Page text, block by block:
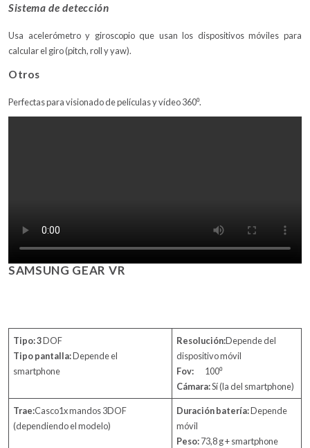
Sistema de detección
Usa acelerómetro y giroscopio que usan los dispositivos móviles para
calcular el giro (pitch, roll y yaw).
Otros
Perfectas para visionado de películas y vídeo 360⁰.
SAMSUNG GEAR VR
Tipo: 3DOF
Tipo pantalla:Depende el
smartphone
Resolución:Depende del
dispositivo móvil
Fov:
100⁰
Cámara:Sí (la del smartphone)
Trae:Casco1x mandos 3DOF
(dependiendo el modelo)
Duración batería:Depende
móvil
Peso:73,8 g + smartphone